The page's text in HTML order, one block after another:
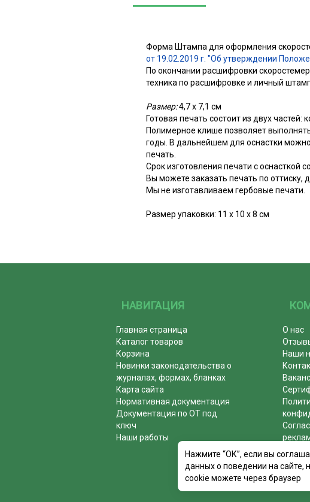
Форма Штампа для оформления
от 19.02.2019 г. "Об утверждении
По окончании расшифровки
техника по расшифровке и личный
Размер:4,7 х 7,1 см
Готовая печать состоит из двух частей:
Полимерное клише позволяет
годы. В дальнейшем для оснастки
печать.
Срок изготовления печати с оснасткой
Вы можете заказать печать по оттиску,
Мы не изготавливаем гербовые печати.
Размер упаковки: 11 х 10 х 8 см
НАВИГАЦИЯ
Главная страница
Каталог товаров
Корзина
Новинки законодательства о
журналах, формах, бланках
Карта сайта
Нормативная документация
Документация по ОТ под
ключ
Наши работы
О нас
Наши
Нажмите “ОК”, если вы
данных о поведении на сайте,
cookie можете через браузер